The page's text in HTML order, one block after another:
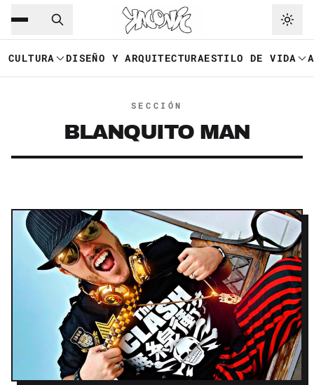
Saltar al contenido principal
CULTURA DISEÑO Y ARQUITECTURAESTILO DE VIDA
SECCIÓN
BLANQUITO MAN